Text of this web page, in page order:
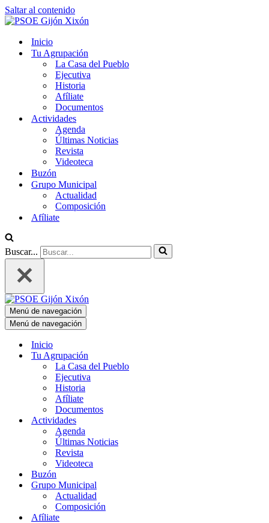
Saltar al contenido
Inicio
Tu Agrupación
La Casa del Pueblo
Ejecutiva
Historia
Afíliate
Documentos
Actividades
Agenda
Últimas Noticias
Revista
Videoteca
Buzón
Grupo Municipal
Actualidad
Composición
Afíliate
Buscar...
Menú de navegación
Menú de navegación
Inicio
Tu Agrupación
La Casa del Pueblo
Ejecutiva
Historia
Afíliate
Documentos
Actividades
Agenda
Últimas Noticias
Revista
Videoteca
Buzón
Grupo Municipal
Actualidad
Composición
Afíliate